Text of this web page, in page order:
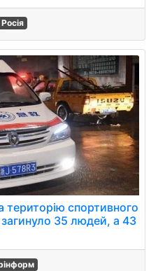
Росія
територію спортивного
35 людей, а 43